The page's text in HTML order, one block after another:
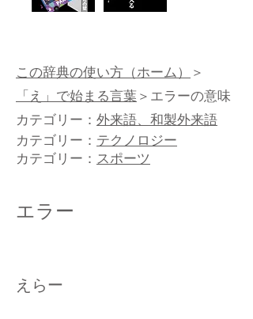
この辞典の使い方（ホーム）＞
「え」で始まる言葉＞エラーの意味
カテゴリー： 外来語、和製外来語
カテゴリー： テクノロジー
カテゴリー： スポーツ
エラー
えらー